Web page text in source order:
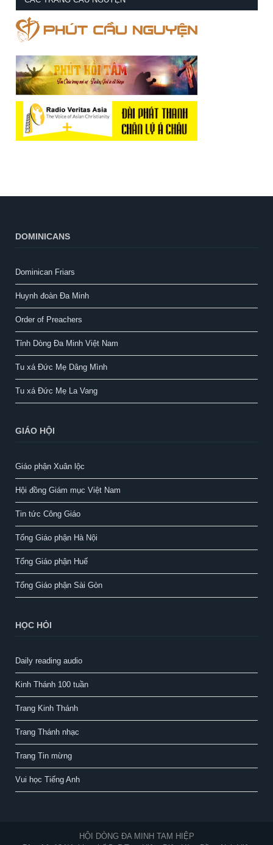
DOMINICANS
Dominican Friars
Huynh đoàn Đa Minh
Order of Preachers
Tỉnh Dòng Đa Minh Việt Nam
Tu xá Đức Mẹ Dâng Mình
Tu xá Đức Mẹ La Vang
GIÁO HỘI
Giáo phận Xuân lộc
Hội đồng Giám mục Việt Nam
Tin tức Công Giáo
Tổng Giáo phận Hà Nội
Tổng Giáo phận Huế
Tổng Giáo phận Sài Gòn
HỌC HỎI
Daily reading audio
Kinh Thánh 100 tuần
Trang Kinh Thánh
Trang Thánh nhạc
Trang Tin mừng
Vui học Tiếng Anh
HỘI DÒNG ĐA MINH TAM HIỆP